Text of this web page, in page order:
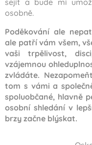
sejít a bude mi
osobně.
Poděkování ale
ale patří vám všem,
vaši trpělivost,
vzájemnou
zvládáte.
tom s vámi a
spoluobčané, hlavně
osobní shledání v
brzy začne blýskat.